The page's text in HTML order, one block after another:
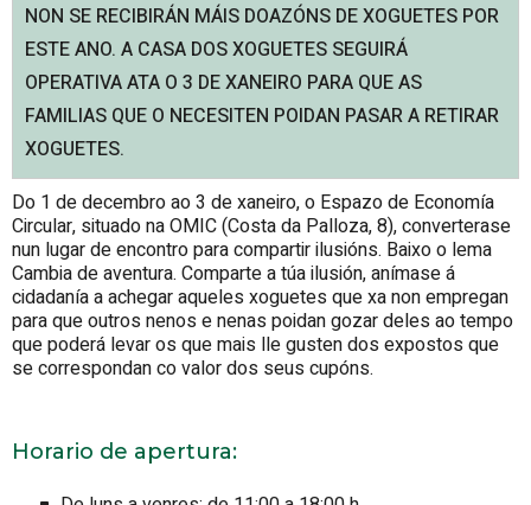
NON SE RECIBIRÁN MÁIS DOAZÓNS DE XOGUETES POR
ESTE ANO. A CASA DOS XOGUETES SEGUIRÁ
OPERATIVA ATA O 3 DE XANEIRO PARA QUE AS
FAMILIAS QUE O NECESITEN POIDAN PASAR A RETIRAR
XOGUETES.
Do 1 de decembro ao 3 de xaneiro, o Espazo de Economía
Circular, situado na OMIC (Costa da Palloza, 8), converterase
nun lugar de encontro para compartir ilusións. Baixo o lema
Cambia de aventura. Comparte a túa ilusión, anímase á
cidadanía a achegar aqueles xoguetes que xa non empregan
para que outros nenos e nenas poidan gozar deles ao tempo
que poderá levar os que mais lle gusten dos expostos que
se correspondan co valor dos seus cupóns.
Horario de apertura: